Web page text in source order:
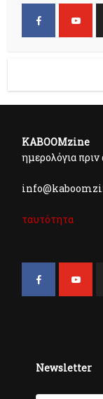
KABOOMzine
ημερολόγια
ταυτότητα
Newsletter